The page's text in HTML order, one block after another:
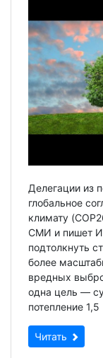
Делегации из
глобальное
климату
СМИ и пишет
подтолкнуть
более
вредных
одна цель —
потепление
Читать